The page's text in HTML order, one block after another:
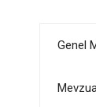
Genel